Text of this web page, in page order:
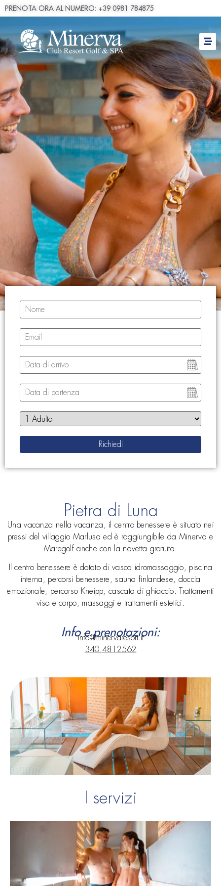
PRENOTA ORA AL NUMERO: +39 0981 784875
Nome
Email
Data di arrivo
Data di partenza
Adulti
Pietra di Luna
Una vacanza nella vacanza, il centro benessere è situato nei
pressi del villaggio Marlusa ed è raggiungibile da Minerva e
Maregolf anche con la navetta gratuita.
Il centro benessere è dotato di vasca idromassaggio, piscina
interna, percorsi benessere, sauna finlandese, doccia
emozionale, percorso Kneipp, cascata di ghiaccio. Trattamenti
viso e corpo, massaggi e trattamenti estetici.
Info e prenotazioni:
info@minervaresort.it
340.4812562
I servizi